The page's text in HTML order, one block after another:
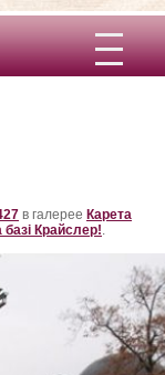
в галерее Карета
Крайслер!.